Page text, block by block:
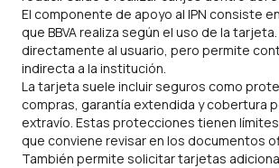
El componente de apoyo al IPN consiste
que BBVA realiza según el uso de la
directamente al usuario, pero permite
indirecta a la institución.
La tarjeta suele incluir seguros como
compras, garantía extendida y cobertura
extravío. Estas protecciones tienen
que conviene revisar en los documentos
También permite solicitar tarjetas